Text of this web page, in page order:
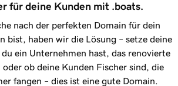
für deine Kunden mit .boats.
nach der perfekten Domain für dein
bist, haben wir die Lösung – setze deine
du ein Unternehmen hast, das renovierte
ob deine Kunden Fischer sind, die
fangen – dies ist eine gute Domain.